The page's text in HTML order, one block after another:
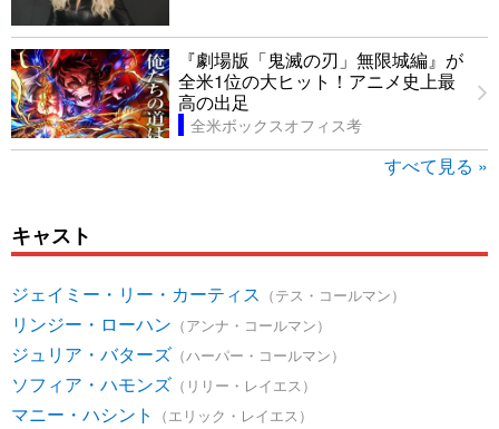
『劇場版「鬼滅の刃」無限城編』が
全米1位の大ヒット！アニメ史上最
高の出足
全米ボックスオフィス考
すべて見る »
キャスト
ジェイミー・リー・カーティス （テス・コールマン）
リンジー・ローハン （アンナ・コールマン）
ジュリア・バターズ （ハーパー・コールマン）
ソフィア・ハモンズ （リリー・レイエス）
マニー・ハシント （エリック・レイエス）